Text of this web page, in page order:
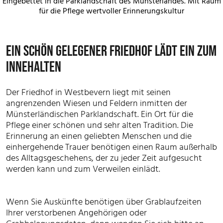
für die Pflege wertvoller Erinnerungskultur
EIN SCHÖN GELEGENER FRIEDHOF LÄDT EIN ZUM
INNEHALTEN
Der Friedhof in Westbevern liegt mit seinen
angrenzenden Wiesen und Feldern inmitten der
Münsterländischen Parklandschaft. Ein Ort für die
Pflege einer schönen und sehr alten Tradition. Die
Erinnerung an einen geliebten Menschen und die
einhergehende Trauer benötigen einen Raum außerhalb
des Alltagsgeschehens, der zu jeder Zeit aufgesucht
werden kann und zum Verweilen einlädt.
Wenn Sie Auskünfte benötigen über Grablaufzeiten
Ihrer verstorbenen Angehörigen oder